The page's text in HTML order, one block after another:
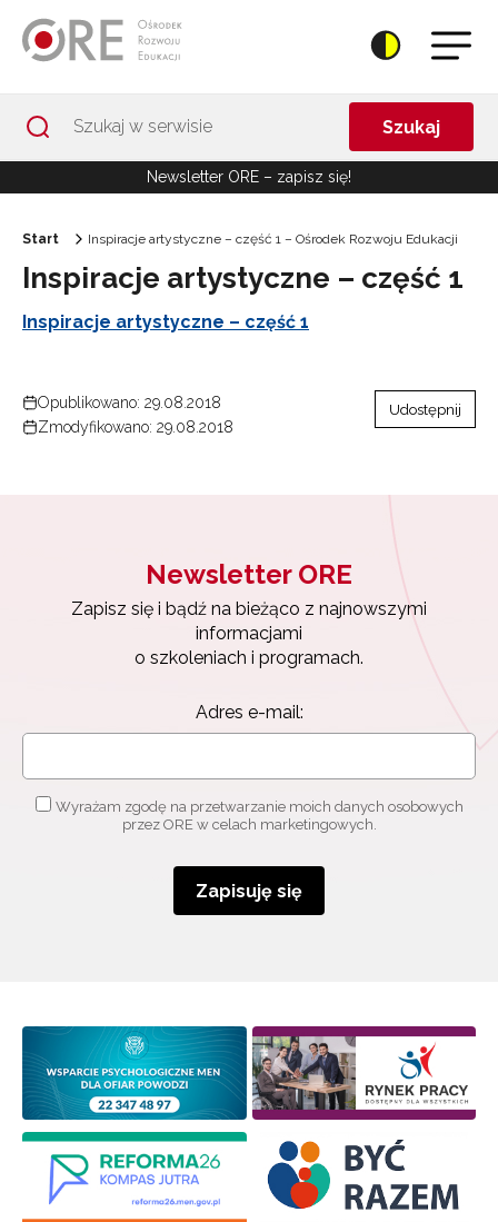
Szukaj
Newsletter ORE – zapisz się!
Start Inspiracje artystyczne – część 1 – Ośrodek Rozwoju Edukacji
Inspiracje artystyczne – część 1
Inspiracje artystyczne – część 1
Opublikowano: 29.08.2018
Zmodyfikowano: 29.08.2018
Udostępnij
Newsletter ORE
Zapisz się i bądź na bieżąco z najnowszymi
informacjami
o szkoleniach i programach.
Adres e-mail:
Wyrażam zgodę na przetwarzanie moich danych osobowych
przez ORE w celach marketingowych.
Zapisuję się